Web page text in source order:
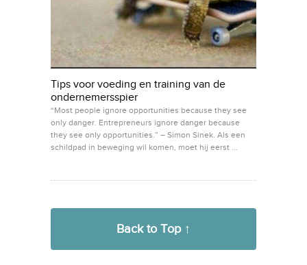
Tips voor voeding en training van de
ondernemersspier
“Most people ignore opportunities because they see
only danger. Entrepreneurs ignore danger because
they see only opportunities.” – Simon Sinek. Als een
schildpad in beweging wil komen, moet hij eerst …
Back to Top ↑